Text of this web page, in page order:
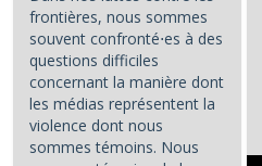
frontières, nous sommes
souvent confronté⋅es à des
questions difficiles
concernant la manière dont
les médias représentent la
violence dont nous
sommes témoins. Nous